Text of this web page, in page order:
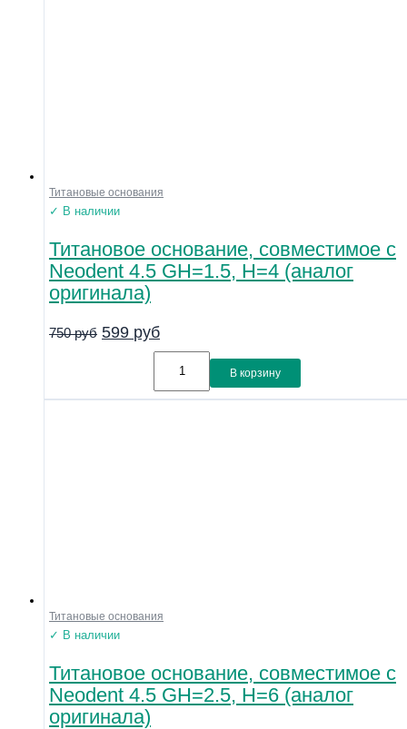
Титановые основания
✓ В наличии
Титановое основание, совместимое с
Neodent 4.5 GH=1.5, H=4 (аналог
оригинала)
750руб 599 руб
В корзину
Титановые основания
✓ В наличии
Титановое основание, совместимое с
Neodent 4.5 GH=2.5, H=6 (аналог
оригинала)